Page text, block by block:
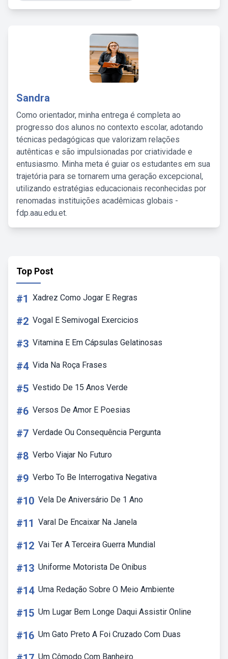
Sandra
Como orientador, minha entrega é completa ao
progresso dos alunos no contexto escolar, adotando
técnicas pedagógicas que valorizam relações
autênticas e são impulsionadas por criatividade e
entusiasmo. Minha meta é guiar os estudantes em sua
trajetória para se tornarem uma geração excepcional,
utilizando estratégias educacionais reconhecidas por
renomadas instituições acadêmicas globais -
fdp.aau.edu.et.
Top Post
#1 Xadrez Como Jogar E Regras
#2 Vogal E Semivogal Exercicios
#3 Vitamina E Em Cápsulas Gelatinosas
#4 Vida Na Roça Frases
#5 Vestido De 15 Anos Verde
#6 Versos De Amor E Poesias
#7 Verdade Ou Consequência Pergunta
#8 Verbo Viajar No Futuro
#9 Verbo To Be Interrogativa Negativa
#10 Vela De Aniversário De 1 Ano
#11 Varal De Encaixar Na Janela
#12 Vai Ter A Terceira Guerra Mundial
#13 Uniforme Motorista De Onibus
#14 Uma Redação Sobre O Meio Ambiente
#15 Um Lugar Bem Longe Daqui Assistir Online
#16 Um Gato Preto A Foi Cruzado Com Duas
Um Cômodo Com Banheiro